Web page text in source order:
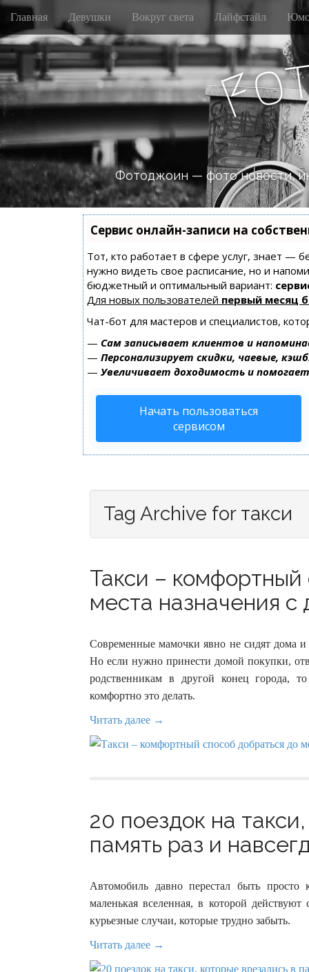
M
i
n
m
e
n
u
S
i
p
t
o
c
o
n
t
e
Главная Девушки Вокруг света Лайфстайл
Fo
Фотоджоин — фото новости,
Сервис онлайн-записи на
Тот, кто работает в сфере услуг, знает —
нужно видеть свое расписание, но и
бюджетный и оптимальный вариант:
Для новых пользователей первый месяц
Чат-бот для мастеров и специалистов,
— Сам записывает клиентов и
— Персонализирует скидки, чаевые,
— Увеличивает доходимость и
Начать пользоваться
сервисом
Tag Archive for такси
Такси – комфортный
места назначения с
Современные мамочки явно не сидят дома и
Но если нужно принести домой покупки,
родственникам в другой конец города,
комфортно это делать.
Читать далее →
20 поездок на
память раз и
Автомобиль давно перестал быть
маленькая вселенная, в которой
курьезные случаи, которые трудно забыть.
Читать далее →